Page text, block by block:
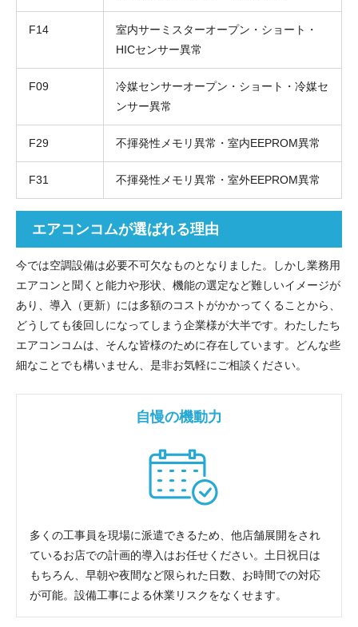
F14
室内サーミスターオープン・ショート・
HICセンサー異常
F09
冷媒センサーオープン・ショート・冷媒セ
ンサー異常
F29 不揮発性メモリ異常・室内EEPROM異常
F31 不揮発性メモリ異常・室外EEPROM異常
エアコンコムが選ばれる理由
今では空調設備は必要不可欠なものとなりました。しかし業務用
エアコンと聞くと能力や形状、機能の選定など難しいイメージが
あり、導入（更新）には多額のコストがかかってくることから、
どうしても後回しになってしまう企業様が大半です。わたしたち
エアコンコムは、そんな皆様のために存在しています。どんな些
細なことでも構いません、是非お気軽にご相談ください。
自慢の機動力
多くの工事員を現場に派遣できるため、他店舗展開をされ
ているお店での計画的導入はお任せください。土日祝日は
もちろん、早朝や夜間など限られた日数、お時間での対応
が可能。設備工事による休業リスクをなくせます。